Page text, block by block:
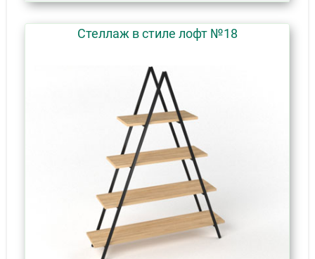
Стеллаж в стиле лофт №18